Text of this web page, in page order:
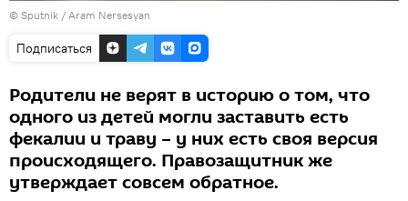
© Sputnik / Aram Nersesyan
Подписаться
Родители не верят в историю о том, что
одного из детей могли заставить есть
фекалии и траву – у них есть своя версия
происходящего. Правозащитник же
утверждает совсем обратное.